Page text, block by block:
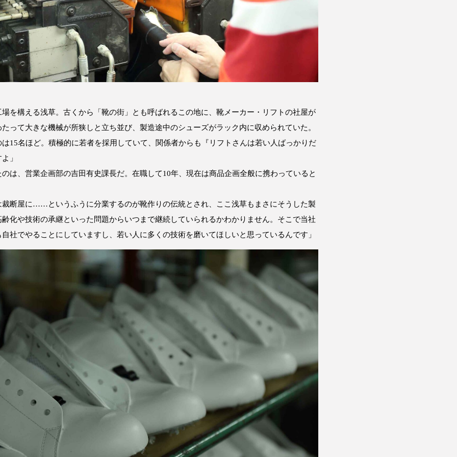
を構える浅草。古くから「靴の街」とも呼ばれるこの地に、靴メーカー・リフトの社屋が
って大きな機械が所狭しと立ち並び、製造途中のシューズがラック内に収められていた。
15名ほど。積極的に若者を採用していて、関係者からも『リフトさんは若い人ばっかりだ
」
は、営業企画部の吉田有史課長だ。在職して10年、現在は商品企画全般に携わっていると
裁断屋に……というふうに分業するのが靴作りの伝統とされ、ここ浅草もまさにそうした製
化や技術の承継といった問題からいつまで継続していられるかわかりません。そこで当社
社でやることにしていますし、若い人に多くの技術を磨いてほしいと思っているんです」